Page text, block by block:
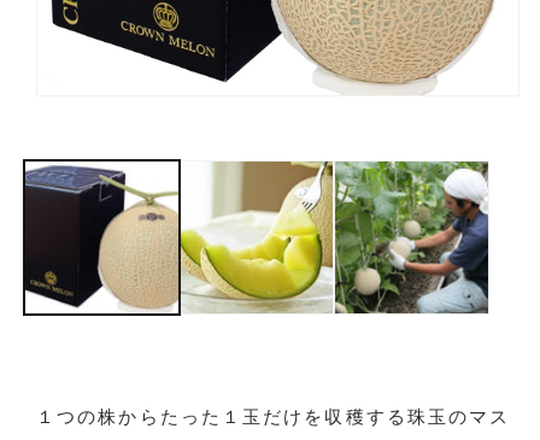
１つの株からたった１玉だけを収穫する珠玉のマス